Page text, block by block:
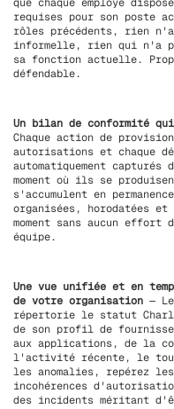
requises pour son poste
rôles précédents, rien n'a
informelle, rien qui n'a
sa fonction actuelle.
défendable.
Un bilan de conformité
Chaque action de
autorisations et chaque
automatiquement
moment où ils se
s'accumulent en
organisées, horodatées
moment sans aucun
équipe.
Une vue unifiée et en
de votre organisation —
répertorie le statut
de son profil de
aux applications, de la
l'activité récente, le
les anomalies, repérez
incohérences
des incidents méritant